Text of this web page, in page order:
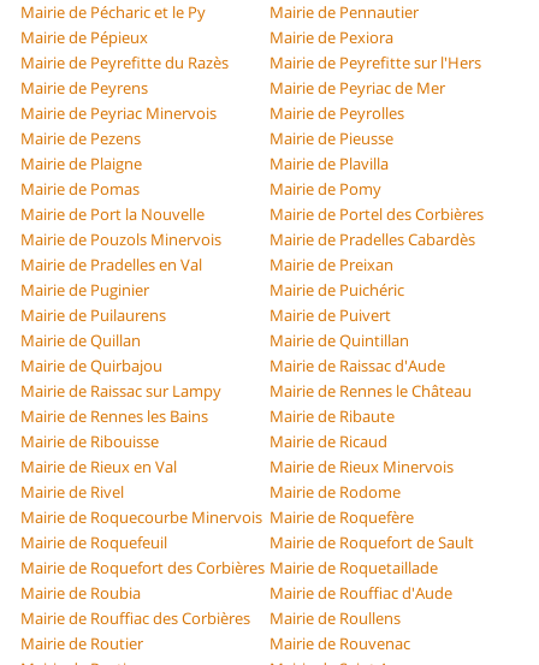
Mairie de Pécharic et le Py
Mairie de Pennautier
Mairie de Pépieux
Mairie de Pexiora
Mairie de Peyrefitte du Razès
Mairie de Peyrefitte sur l'Hers
Mairie de Peyrens
Mairie de Peyriac de Mer
Mairie de Peyriac Minervois
Mairie de Peyrolles
Mairie de Pezens
Mairie de Pieusse
Mairie de Plaigne
Mairie de Plavilla
Mairie de Pomas
Mairie de Pomy
Mairie de Port la Nouvelle
Mairie de Portel des Corbières
Mairie de Pouzols Minervois
Mairie de Pradelles Cabardès
Mairie de Pradelles en Val
Mairie de Preixan
Mairie de Puginier
Mairie de Puichéric
Mairie de Puilaurens
Mairie de Puivert
Mairie de Quillan
Mairie de Quintillan
Mairie de Quirbajou
Mairie de Raissac d'Aude
Mairie de Raissac sur Lampy
Mairie de Rennes le Château
Mairie de Rennes les Bains
Mairie de Ribaute
Mairie de Ribouisse
Mairie de Ricaud
Mairie de Rieux en Val
Mairie de Rieux Minervois
Mairie de Rivel
Mairie de Rodome
Mairie de Roquecourbe Minervois Mairie de Roquefère
Mairie de Roquefeuil
Mairie de Roquefort de Sault
Mairie de Roquefort des Corbières Mairie de Roquetaillade
Mairie de Roubia
Mairie de Rouffiac d'Aude
Mairie de Rouffiac des Corbières
Mairie de Roullens
Mairie de Routier
Mairie de Rouvenac